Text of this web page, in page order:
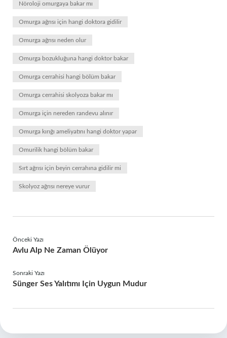
Nöroloji omurgaya bakar mı
Omurga ağrısı için hangi doktora gidilir
Omurga ağrısı neden olur
Omurga bozukluğuna hangi doktor bakar
Omurga cerrahisi hangi bölüm bakar
Omurga cerrahisi skolyoza bakar mı
Omurga için nereden randevu alınır
Omurga kırığı ameliyatını hangi doktor yapar
Omurilik hangi bölüm bakar
Sırt ağrısı için beyin cerrahına gidilir mi
Skolyoz ağrısı nereye vurur
Önceki Yazı
Avlu Alp Ne Zaman Ölüyor
Sonraki Yazı
Sünger Ses Yalıtımı Için Uygun Mudur